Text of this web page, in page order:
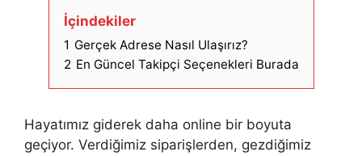
İçindekiler
1 Gerçek Adrese Nasıl Ulaşırız?
2 En Güncel Takipçi Seçenekleri Burada
Hayatımız giderek daha online bir boyuta
geçiyor. Verdiğimiz siparişlerden, gezdiğimiz